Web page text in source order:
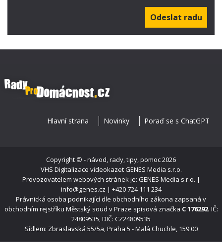
Hlavní strana Novinky Poraď se s ChatGPT
Copyright © - návod, rady, tipy, pomoc2026
VHS Digitalizace videokazetGENES Media s.r.o.
Provozovatelem webových stránek je: GENES Media s.r.o. |
info@genes.cz | +420 724 111 234
Právnická osoba podnikající dle obchodního zákona zapsaná v
obchodním rejstříku Městský soud v Praze spisová značka C 176292. IČ:
24809535, DIČ: CZ24809535
Sídlem: Zbraslavská 55/5a, Praha 5 - Malá Chuchle, 159 00